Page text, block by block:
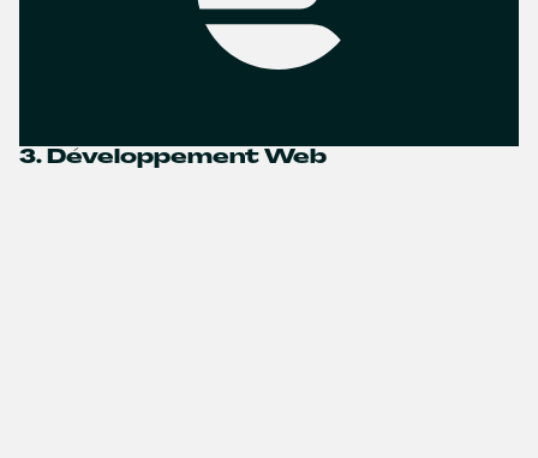
3. Développement Web